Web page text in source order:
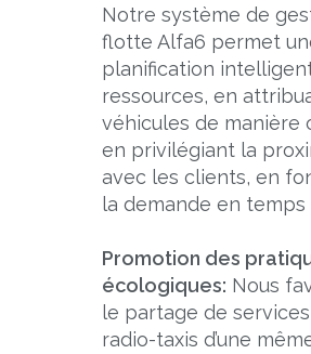
Notre système de
flotte Alfa6 permet
planification
ressources, en
véhicules de manière
en privilégiant la
avec les clients, en
la demande en temps
Promotion des
écologiques: Nous
le partage de
radio-taxis d’une